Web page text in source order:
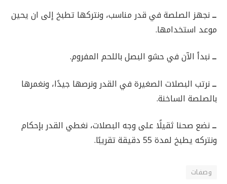
ــنجهز الصلصة في قدر مناسب، ونتركها تطبخ إلى ان يحين
موعد استخدامها.
ــنبدأ الآن في حشو البصل باللحم المفروم.
ــنرتب البصلات الصغيرة في القدر ونرصها جيدًا، ونغمرها
بالصلصة الساخنة.
ــنضع صحنا ثقيلًا على وجه البصلات، نغطي القدر بإحكام
ونتركه يطبخ لمدة 55 دقيقة تقريبًا.
وصفات